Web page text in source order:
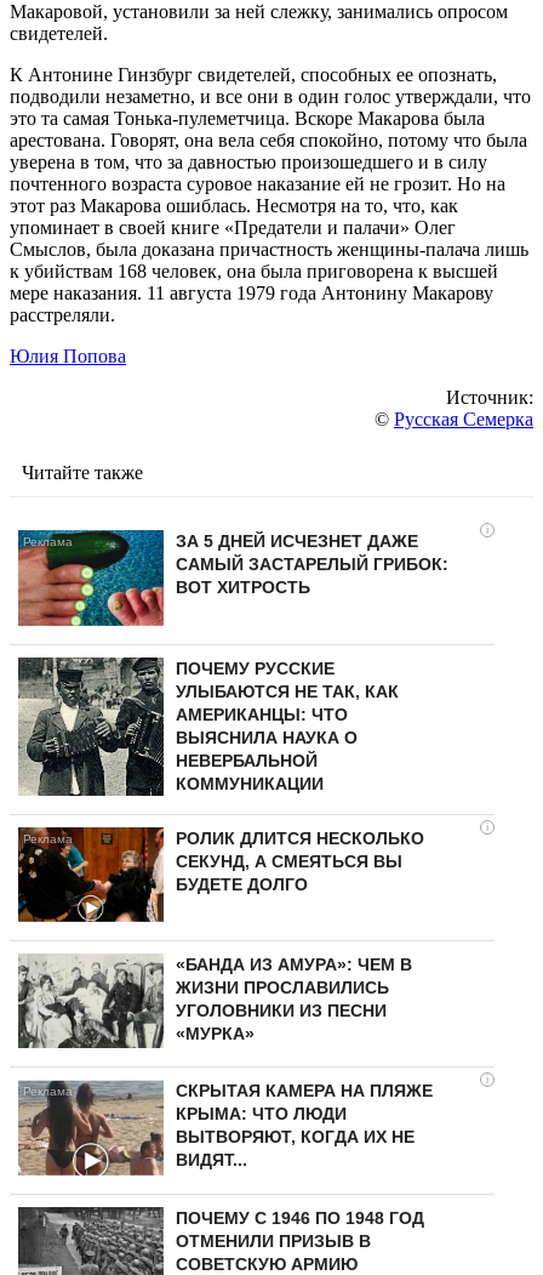
Макаровой, установили за ней слежку, занимались опросом
свидетелей.
К Антонине Гинзбург свидетелей, способных ее опознать,
подводили незаметно, и все они в один голос утверждали, что
это та самая Тонька-пулеметчица. Вскоре Макарова была
арестована. Говорят, она вела себя спокойно, потому что была
уверена в том, что за давностью произошедшего и в силу
почтенного возраста суровое наказание ей не грозит. Но на
этот раз Макарова ошиблась. Несмотря на то, что, как
упоминает в своей книге «Предатели и палачи» Олег
Смыслов, была доказана причастность женщины-палача лишь
к убийствам 168 человек, она была приговорена к высшей
мере наказания. 11 августа 1979 года Антонину Макарову
расстреляли.
Юлия Попова
Источник:
© Русская Семерка
Читайте также
i
ЗА 5 ДНЕЙ ИСЧЕЗНЕТ ДАЖЕ
САМЫЙ ЗАСТАРЕЛЫЙ ГРИБОК:
ВОТ ХИТРОСТЬ
ПОЧЕМУ РУССКИЕ
УЛЫБАЮТСЯ НЕ ТАК, КАК
АМЕРИКАНЦЫ: ЧТО
ВЫЯСНИЛА НАУКА О
НЕВЕРБАЛЬНОЙ
КОММУНИКАЦИИ
i
РОЛИК ДЛИТСЯ НЕСКОЛЬКО
СЕКУНД, А СМЕЯТЬСЯ ВЫ
БУДЕТЕ ДОЛГО
«БАНДА ИЗ АМУРА»: ЧЕМ В
ЖИЗНИ ПРОСЛАВИЛИСЬ
УГОЛОВНИКИ ИЗ ПЕСНИ
«МУРКА»
i
СКРЫТАЯ КАМЕРА НА ПЛЯЖЕ
КРЫМА: ЧТО ЛЮДИ
ВЫТВОРЯЮТ, КОГДА ИХ НЕ
ВИДЯТ...
ПОЧЕМУ С 1946 ПО 1948 ГОД
ОТМЕНИЛИ ПРИЗЫВ В
СОВЕТСКУЮ АРМИЮ